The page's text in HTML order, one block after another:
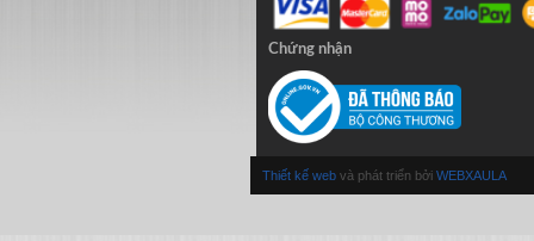
Chứng nhận
Thiết kế web và phát triển bởi WEBXAULA